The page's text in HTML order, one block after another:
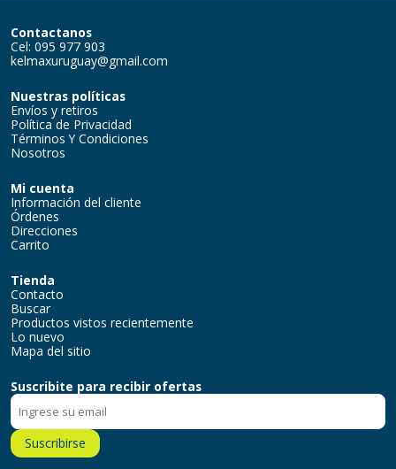
Contactanos
Cel: 095 977 903
kelmaxuruguay@gmail.com
Nuestras políticas
Envíos y retiros
Política de Privacidad
Términos Y Condiciones
Nosotros
Mi cuenta
Información del cliente
Órdenes
Direcciones
Carrito
Tienda
Contacto
Buscar
Productos vistos recientemente
Lo nuevo
Mapa del sitio
Suscribite para recibir ofertas
Suscribirse